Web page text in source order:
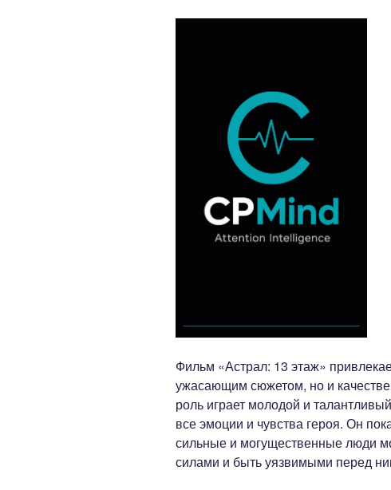
Фильм «Астрал: 13 этаж»
ужасающим сюжетом, но и
роль играет молодой и
все эмоции и чувства героя. Он
сильные и могущественные люди
силами и быть уязвимыми перед